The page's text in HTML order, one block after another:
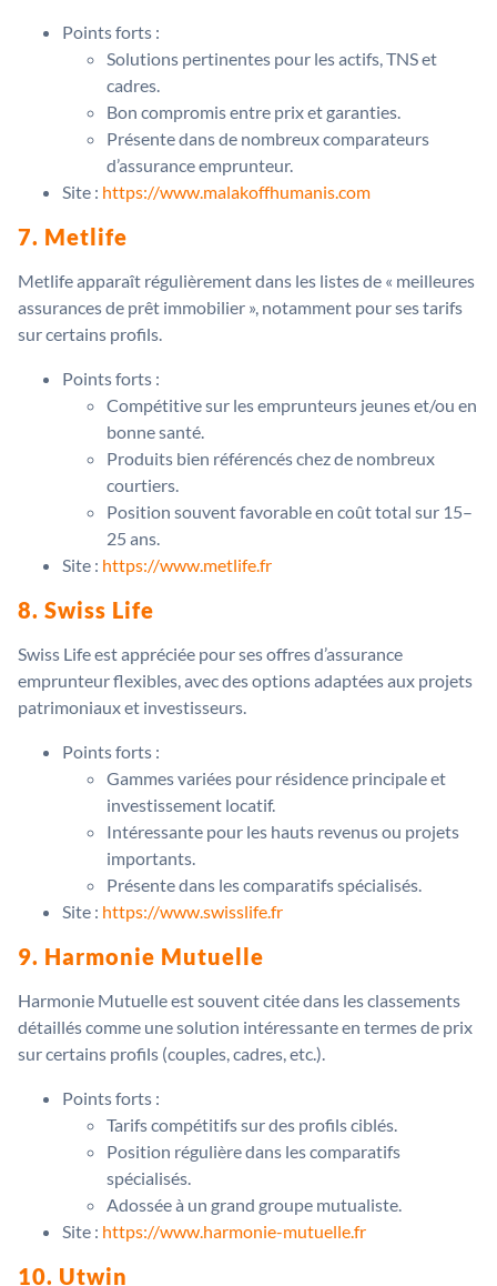
Points forts :
Solutions pertinentes pour les actifs, TNS et
cadres.
Bon compromis entre prix et garanties.
Présente dans de nombreux comparateurs
d’assurance emprunteur.
Site : https://www.malakoffhumanis.com
7. Metlife
Metlife apparaît régulièrement dans les listes de « meilleures
assurances de prêt immobilier », notamment pour ses tarifs
sur certains profils.
Points forts :
Compétitive sur les emprunteurs jeunes et/ou en
bonne santé.
Produits bien référencés chez de nombreux
courtiers.
Position souvent favorable en coût total sur 15–
25 ans.
Site : https://www.metlife.fr
8. Swiss Life
Swiss Life est appréciée pour ses offres d’assurance
emprunteur flexibles, avec des options adaptées aux projets
patrimoniaux et investisseurs.
Points forts :
Gammes variées pour résidence principale et
investissement locatif.
Intéressante pour les hauts revenus ou projets
importants.
Présente dans les comparatifs spécialisés.
Site : https://www.swisslife.fr
9. Harmonie Mutuelle
Harmonie Mutuelle est souvent citée dans les classements
détaillés comme une solution intéressante en termes de prix
sur certains profils (couples, cadres, etc.).
Points forts :
Tarifs compétitifs sur des profils ciblés.
Position régulière dans les comparatifs
spécialisés.
Adossée à un grand groupe mutualiste.
Site : https://www.harmonie-mutuelle.fr
10. Utwin